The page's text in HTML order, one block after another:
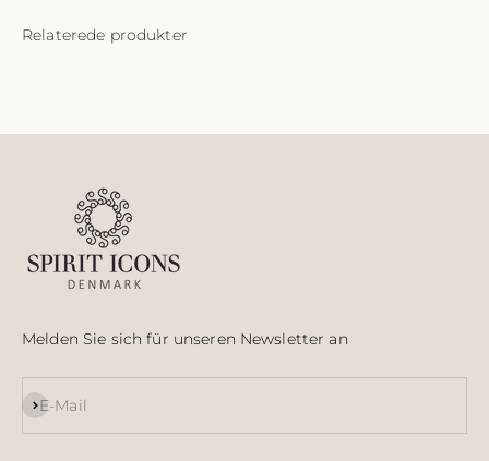
Melden Sie sich für unseren Newsletter an
E-Mail
Abonnieren